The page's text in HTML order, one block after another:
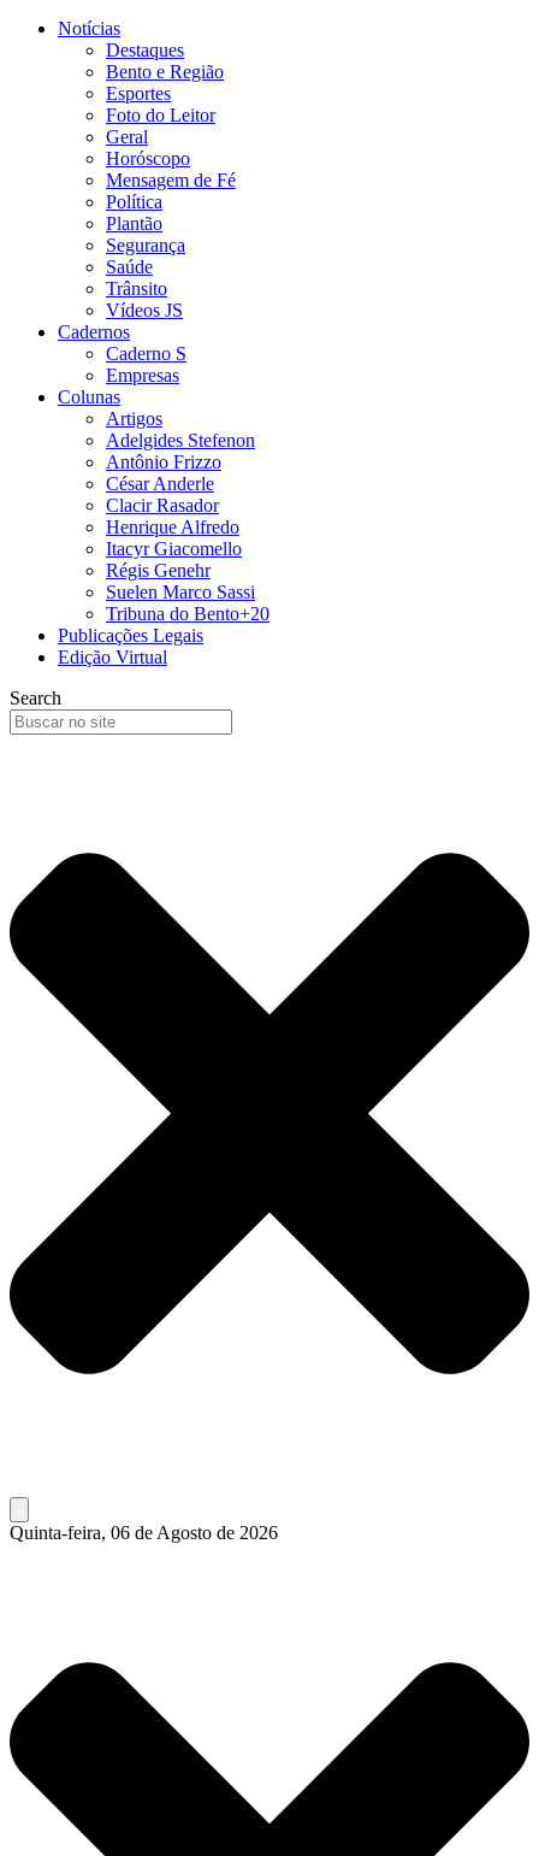
Notícias
Destaques
Bento e Região
Esportes
Foto do Leitor
Geral
Horóscopo
Mensagem de Fé
Política
Plantão
Segurança
Saúde
Trânsito
Vídeos JS
Cadernos
Caderno S
Empresas
Colunas
Artigos
Adelgides Stefenon
Antônio Frizzo
César Anderle
Clacir Rasador
Henrique Alfredo
Itacyr Giacomello
Régis Genehr
Suelen Marco Sassi
Tribuna do Bento+20
Publicações Legais
Edição Virtual
Search
Quinta-feira, 06 de Agosto de 2026